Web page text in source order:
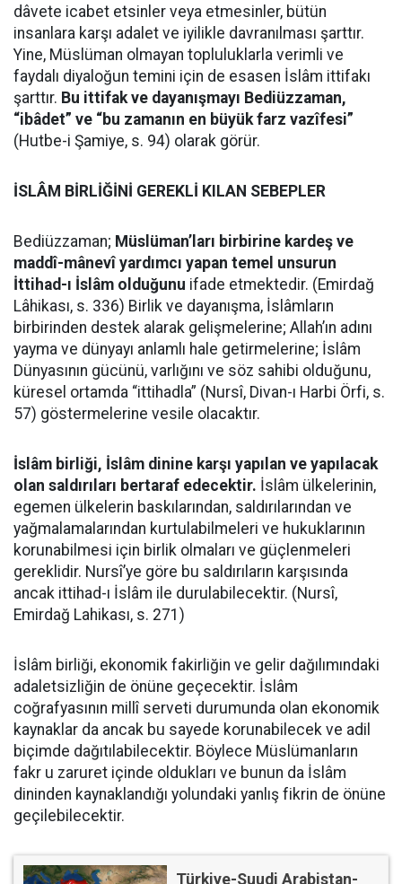
dâvete icabet etsinler veya etmesinler, bütün
insanlara karşı adalet ve iyilikle davranılması şarttır.
Yine, Müslüman olmayan topluluklarla verimli ve
faydalı diyaloğun temini için de esasen İslâm ittifakı
şarttır. Bu ittifak ve dayanışmayı Bediüzzaman,
“ibâdet” ve “bu zamanın en büyük farz vazîfesi”
(Hutbe-i Şamiye, s. 94) olarak görür.
İSLÂM BİRLİĞİNİ GEREKLİ KILAN SEBEPLER
Bediüzzaman; Müslüman’ları birbirine kardeş ve
maddî-mânevî yardımcı yapan temel unsurun
İttihad-ı İslâm olduğunu ifade etmektedir. (Emirdağ
Lâhikası, s. 336) Birlik ve dayanışma, İslâmların
birbirinden destek alarak gelişmelerine; Allah’ın adını
yayma ve dünyayı anlamlı hale getirmelerine; İslâm
Dünyasının gücünü, varlığını ve söz sahibi olduğunu,
küresel ortamda “ittihadla” (Nursî, Divan-ı Harbi Örfi, s.
57) göstermelerine vesile olacaktır.
İslâm birliği, İslâm dinine karşı yapılan ve yapılacak
olan saldırıları bertaraf edecektir. İslâm ülkelerinin,
egemen ülkelerin baskılarından, saldırılarından ve
yağmalamalarından kurtulabilmeleri ve hukuklarının
korunabilmesi için birlik olmaları ve güçlenmeleri
gereklidir. Nursî’ye göre bu saldırıların karşısında
ancak ittihad-ı İslâm ile durulabilecektir. (Nursî,
Emirdağ Lahikası, s. 271)
İslâm birliği, ekonomik fakirliğin ve gelir dağılımındaki
adaletsizliğin de önüne geçecektir. İslâm
coğrafyasının millî serveti durumunda olan ekonomik
kaynaklar da ancak bu sayede korunabilecek ve adil
biçimde dağıtılabilecektir. Böylece Müslümanların
fakr u zaruret içinde oldukları ve bunun da İslâm
dininden kaynaklandığı yolundaki yanlış fikrin de önüne
geçilebilecektir.
Türkiye-Suudi Arabistan-